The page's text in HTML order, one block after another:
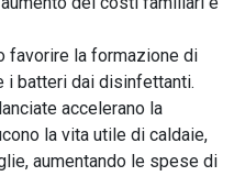
favorire la formazione di
i batteri dai disinfettanti.
accelerano la
la vita utile di caldaie,
aumentando le spese di